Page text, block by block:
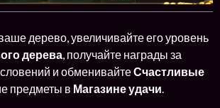
дерево, увеличивайте его уровень
дерева, получайте награды за
и обменивайтеСчастливые
предметы в Магазине удачи.